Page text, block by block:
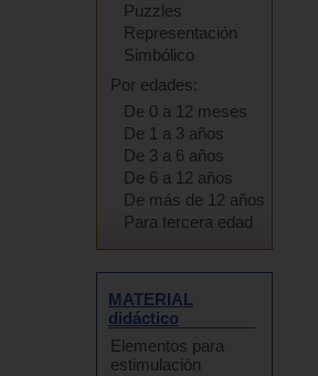
Puzzles
Representación
Simbólico
Por edades:
De 0 a 12 meses
De 1 a 3 años
De 3 a 6 años
De 6 a 12 años
De más de 12 años
Para tercera edad
MATERIAL
didáctico
Elementos para
estimulación